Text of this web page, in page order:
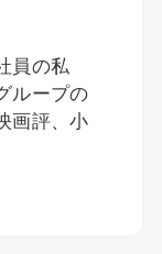
員の私
ループの
画評、小